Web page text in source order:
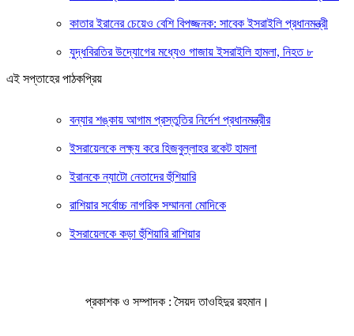
কাতার ইরানের চেয়েও বেশি বিপজ্জনক: সাবেক ইসরাইলি প্রধানমন্ত্রী
যুদ্ধবিরতির উদ্যোগের মধ্যেও গাজায় ইসরাইলি হামলা, নিহত ৮
এই সপ্তাহের পাঠকপ্রিয়
বন্যার শঙ্কায় আগাম প্রস্তুতির নির্দেশ প্রধানমন্ত্রীর
ইসরায়েলকে লক্ষ্য করে হিজবুল্লাহর রকেট হামলা
ইরানকে ন্যাটো নেতাদের হুঁশিয়ারি
রাশিয়ার সর্বোচ্চ নাগরিক সম্মাননা মোদিকে
ইসরায়েলকে কড়া হুঁশিয়ারি রাশিয়ার
প্রকাশক ও সম্পাদক : সৈয়দ তাওহিদুর রহমান।